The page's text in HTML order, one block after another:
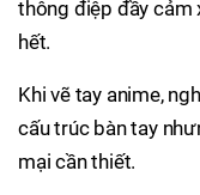
thông điệp đầy cảm
hết.
Khi vẽ tay anime,
cấu trúc bàn tay
mại cần thiết.